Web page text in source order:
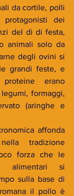
da cortile, polli
dei
del dì di festa,
animali solo da
degli ovini si
grandi feste, e
erano
formaggi,
(aringhe e
affonda
tradizione
forza che le
alimentari si
sulla base di
il pollo è